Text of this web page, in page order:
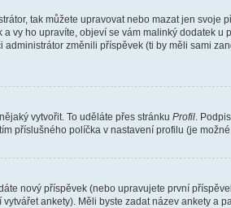
tak můžete upravovat nebo mazat jen
vy ho upravíte, objeví se vám malinký dodatek
změnili příspěvek (ti by měli sami
vytvořit. To uděláte přes stránku Profil.
příslušného políčka v nastavení profilu (je
nový příspěvek (nebo upravujete první
ankety). Měli byste zadat název ankety a